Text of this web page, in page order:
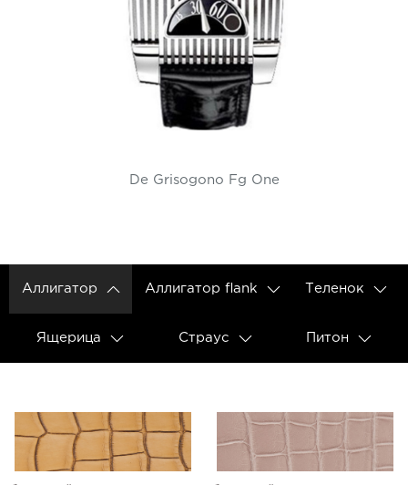
De Grisogono Fg One
Аллигатор Аллигатор flank Теленок
Ящерица Страус Питон